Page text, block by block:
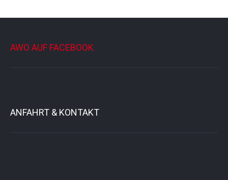
AWO AUF FACEBOOK
ANFAHRT & KONTAKT